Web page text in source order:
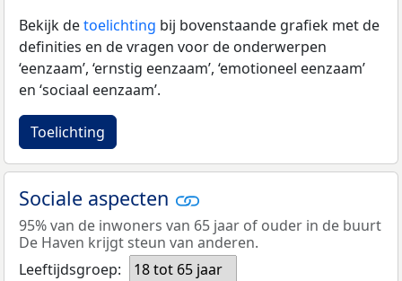
Bekijk detoelichting bij bovenstaande grafiek met de
definities en de vragen voor de onderwerpen
‘eenzaam’, ‘ernstig eenzaam’, ‘emotioneel eenzaam’
en ‘sociaal eenzaam’.
Toelichting
Sociale aspecten
95% van de inwoners van 65 jaar of ouder in de buurt
De Haven krijgt steun van anderen.
Leeftijdsgroep:
18 tot 65 jaar